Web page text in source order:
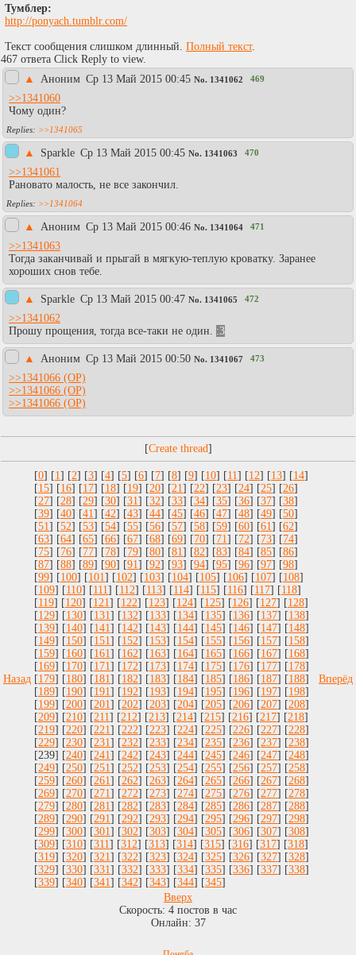
Тумблер:
http://ponyach.tumblr.com/
Текст сообщения слишком длинный. Полный текст.
467 ответа Click Reply to view.
▲
Аноним Ср 13 Май 2015 00:45 No. 1341062 469
>>1341060
Чому один?
>>1341065
▲ Sparkle Ср 13 Май 2015 00:45 No. 1341063 470
>>1341061
Рановато малость, не все закончил.
>>1341064
▲ Аноним Ср 13 Май 2015 00:46 No. 1341064 471
>>1341063
Тогда заканчивай и прыгай в мягкую-теплую кроватку. Заранее
хороших снов тебе.
▲ Sparkle Ср 13 Май 2015 00:47 No. 1341065 472
>>1341062
Прошу прощения, тогда все-таки не один. :3
▲ Аноним Ср 13 Май 2015 00:50 No. 1341067 473
>>1341066
>>1341066
>>1341066
[ ]
Назад
[0] [1] [2] [3] [4] [5] [6] [7] [8] [9] [10] [11] [12] [13] [14]
[15] [16] [17] [18] [19] [20] [21] [22] [23] [24] [25] [26]
[27] [28] [29] [30] [31] [32] [33] [34] [35] [36] [37] [38]
[39] [40] [41] [42] [43] [44] [45] [46] [47] [48] [49] [50]
[51] [52] [53] [54] [55] [56] [57] [58] [59] [60] [61] [62]
[63] [64] [65] [66] [67] [68] [69] [70] [71] [72] [73] [74]
[75] [76] [77] [78] [79] [80] [81] [82] [83] [84] [85] [86]
[87] [88] [89] [90] [91] [92] [93] [94] [95] [96] [97] [98]
[99] [100] [101] [102] [103] [104] [105] [106] [107] [108]
[109] [110] [111] [112] [113] [114] [115] [116] [117] [118]
[119] [120] [121] [122] [123] [124] [125] [126] [127] [128]
[129] [130] [131] [132] [133] [134] [135] [136] [137] [138]
[139] [140] [141] [142] [143] [144] [145] [146] [147] [148]
[149] [150] [151] [152] [153] [154] [155] [156] [157] [158]
[159] [160] [161] [162] [163] [164] [165] [166] [167] [168]
[169] [170] [171] [172] [173] [174] [175] [176] [177] [178]
[179] [180] [181] [182] [183] [184] [185] [186] [187] [188]
[189] [190] [191] [192] [193] [194] [195] [196] [197] [198]
[199] [200] [201] [202] [203] [204] [205] [206] [207] [208]
[209] [210] [211] [212] [213] [214] [215] [216] [217] [218]
[219] [220] [221] [222] [223] [224] [225] [226] [227] [228]
[229] [230] [231] [232] [233] [234] [235] [236] [237] [238]
[239] [240] [241] [242] [243] [244] [245] [246] [247] [248]
[249] [250] [251] [252] [253] [254] [255] [256] [257] [258]
[259] [260] [261] [262] [263] [264] [265] [266] [267] [268]
[269] [270] [271] [272] [273] [274] [275] [276] [277] [278]
[279] [280] [281] [282] [283] [284] [285] [286] [287] [288]
[289] [290] [291] [292] [293] [294] [295] [296] [297] [298]
[299] [300] [301] [302] [303] [304] [305] [306] [307] [308]
[309] [310] [311] [312] [313] [314] [315] [316] [317] [318]
[319] [320] [321] [322] [323] [324] [325] [326] [327] [328]
[329] [330] [331] [332] [333] [334] [335] [336] [337] [338]
[339] [340] [341] [342] [343] [344] [345]
Вперёд
Вверх
Скорость: 4 постов в час
Онлайн: 37